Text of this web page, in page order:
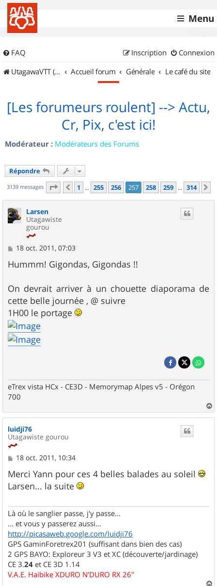
Menu
FAQ Connexion
Inscription
UtagawaVTT (Randos VTT et VTTAE avec traces GPS)
Accueil forum Générale Le café du site
[Les forumeurs roulent] --> Actu,
Cr, Pix, c'est ici!
Modérateur : Modérateurs des Forums
Répondre
3139 messages Page 257 sur314
Précédent
1 … 255 256 257 258 259 … 314
Larsen
Utagawiste
gourou
M
s
s
g
e
18 oct. 2011, 07:03
Hummm! Gigondas, Gigondas !!
On devrait arriver à un chouette diaporama de
cette belle journée , @ suivre
1H00 le portage
eTrex vista HCx - CE3D - Memorymap Alpes v5 - Orégon
700
a
luidji76
Utagawiste gourou
M
s
s
a
18 oct. 2011, 10:34
Merci Yann pour ces 4 belles balades au soleil
Larsen... la suite
Là où le sanglier passe, j'y passe...
... et vous y passerez aussi...
http://picasaweb.google.com/luidji76
GPS GaminForetrex201 (suffisant dans bien des cas)
2 GPS BAYO: Exploreur 3 V3 et XC (découverte/jardinage)
CE 3.24 et CE 3D 1.14
V.A.E. Haibike XDURO N'DURO RX 26"